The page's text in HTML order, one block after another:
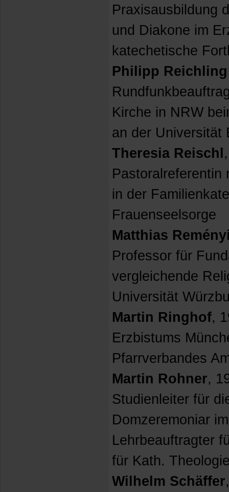
Praxisausbildung
und Diakone im
katechetische
Philipp Reichling
Kirche in NRW
an der Universität
Theresia Reischl
Pastoralreferentin
in der
Frauenseelsorge
Matthias
Professor für
vergleichende
Universität
Martin Ringhof,
Erzbistums
Pfarrverbandes
Martin Rohner,
Studienleiter für
Domzeremoniar
Lehrbeauftragter
für Kath.
Wilhelm Schäffer